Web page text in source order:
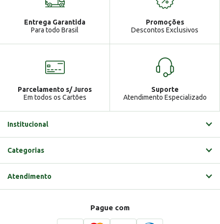
Entrega Garantida
Para todo Brasil
Promoções
Descontos Exclusivos
Parcelamento s/ Juros
Em todos os Cartões
Suporte
Atendimento Especializado
Institucional
Categorias
Atendimento
Pague com
Ga Atendimento
Gabrielle